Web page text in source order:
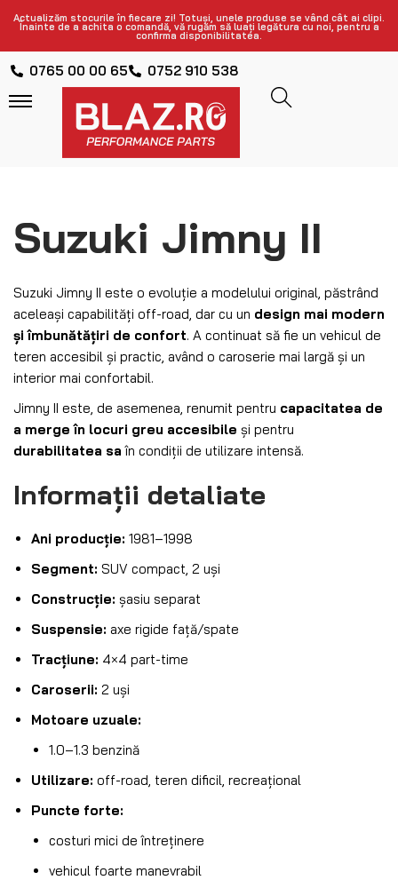
Actualizăm stocurile în fiecare zi! Totuși, unele produse se vând cât ai clipi.
Înainte de a achita o comandă, vă rugăm să luați legătura cu noi, pentru a
confirma disponibilitatea.
0765 00 00 65 0752 910 538
Suzuki Jimny II
Suzuki Jimny II este o evoluție a modelului original, păstrând
aceleași capabilități off-road, dar cu un design mai modern
și îmbunătățiri de confort. A continuat să fie un vehicul de
teren accesibil și practic, având o caroserie mai largă și un
interior mai confortabil.
Jimny II este, de asemenea, renumit pentru capacitatea de
a merge în locuri greu accesibile și pentru
durabilitatea sa în condiții de utilizare intensă.
Informații detaliate
Ani producție: 1981–1998
Segment: SUV compact, 2 uși
Construcție: șasiu separat
Suspensie: axe rigide față/spate
Tracțiune: 4×4 part-time
Caroserii: 2 uși
Motoare uzuale:
1.0–1.3 benzină
Utilizare: off-road, teren dificil, recreațional
Puncte forte:
costuri mici de întreținere
vehicul foarte manevrabil